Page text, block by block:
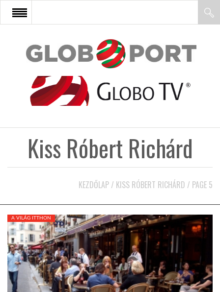
FŐOLDAL
AFRIKA
ÁZSIA
KÖZEL-KELET
AUSZTRÁLIA
Kiss Róbert Richárd
KEZDŐLAP / KISS RÓBERT RICHÁRD / PAGE 5
A VILÁG ITTHON